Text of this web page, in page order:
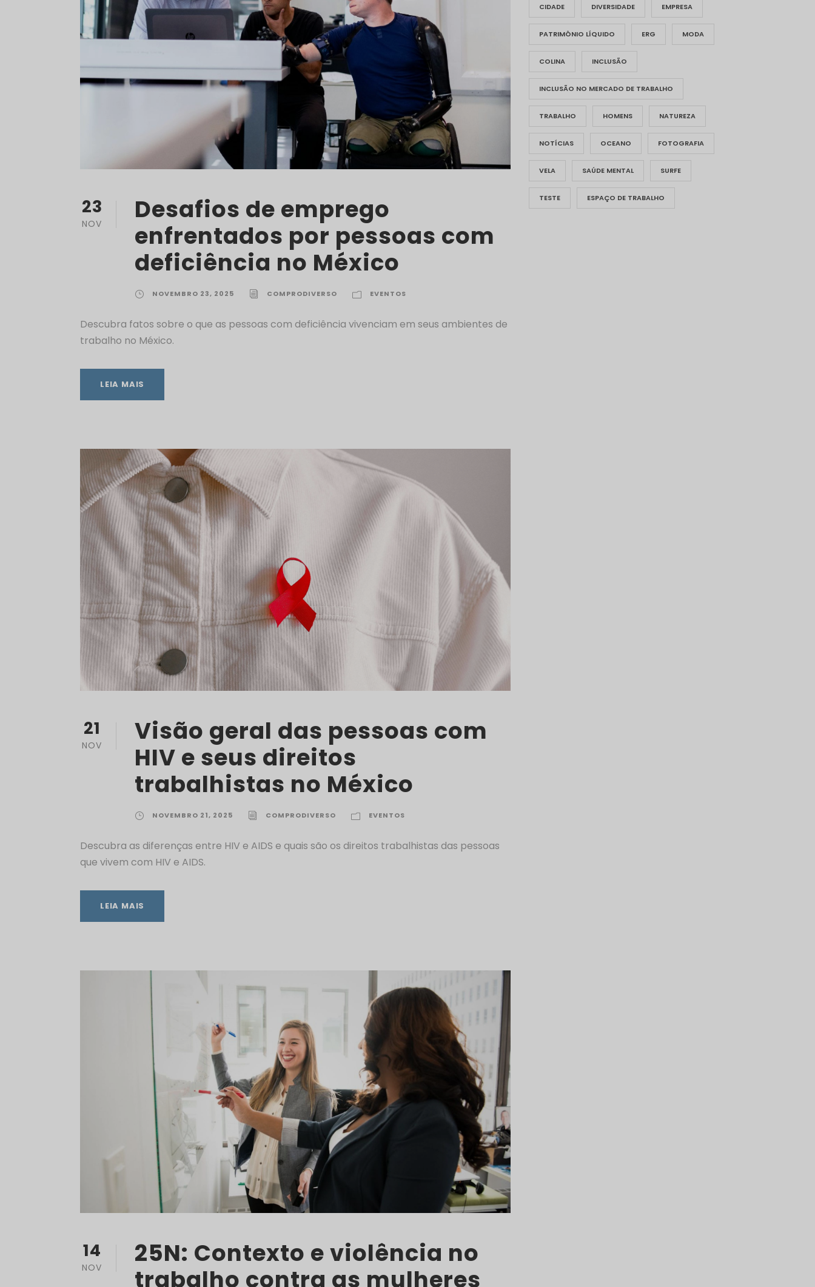
23
NOV
Desafios de emprego
enfrentados por pessoas com
deficiência no México
NOVEMBRO 23, 2025 COMPRODIVERSO EVENTOS
Descubra fatos sobre o que as pessoas com deficiência vivenciam em seus ambientes de
trabalho no México.
LEIA MAIS
21
NOV
Visão geral das pessoas com
HIV e seus direitos
trabalhistas no México
NOVEMBRO 21, 2025 COMPRODIVERSO EVENTOS
Descubra as diferenças entre HIV e AIDS e quais são os direitos trabalhistas das pessoas
que vivem com HIV e AIDS.
LEIA MAIS
14
NOV
25N: Contexto e violência no
trabalho contra as mulheres
CIDADE DIVERSIDADE EMPRESA
PATRIMÔNIO LÍQUIDO ERG MODA
COLINA INCLUSÃO
INCLUSÃO NO MERCADO DE TRABALHO
TRABALHO HOMENS NATUREZA
NOTÍCIAS OCEANO FOTOGRAFIA
VELA SAÚDE MENTAL SURFE
TESTE ESPAÇO DE TRABALHO